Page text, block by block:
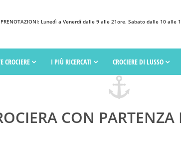
PRENOTAZIONI: Lunedì a Venerdì dalle 9 alle 21ore. Sabato dalle 10 alle
CROCIERE I PIÙ RICERCATI CROCIERE DI LUSSO
CON